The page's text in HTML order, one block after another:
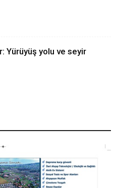
Yürüyüş yolu ve seyir